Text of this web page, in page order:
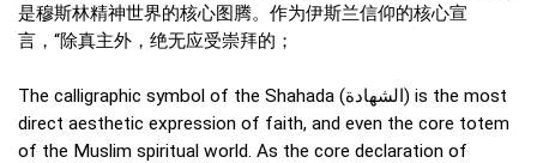
是穆斯林精神世界的核心图腾。作为伊斯兰信仰的核心宣
言，“除真主外，绝无应受崇拜的；
The calligraphic symbol of the Shahada (الشهادة) is the most
direct aesthetic expression of faith, and even the core totem
of the Muslim spiritual world. As the core declaration of